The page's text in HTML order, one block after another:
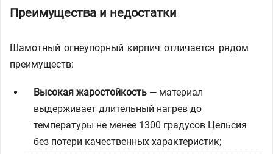
Преимущества и недостатки
Шамотный огнеупорный кирпич отличается рядом
преимуществ:
Высокая жаростойкость — материал
выдерживает длительный нагрев до
температуры не менее 1300 градусов Цельсия
без потери качественных характеристик;